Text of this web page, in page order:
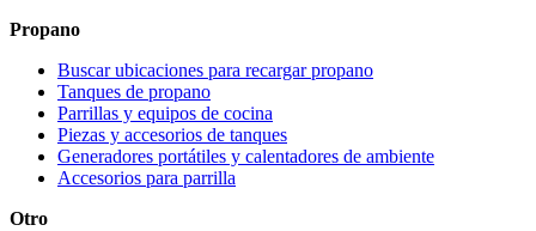
Propano
Buscar ubicaciones para recargar propano
Tanques de propano
Parrillas y equipos de cocina
Piezas y accesorios de tanques
Generadores portátiles y calentadores de ambiente
Accesorios para parrilla
Otro